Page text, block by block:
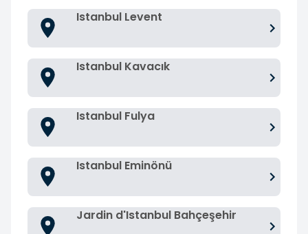
Istanbul Levent
Istanbul Kavacık
Istanbul Fulya
Istanbul Eminönü
Jardin d'Istanbul Bahçeşehir